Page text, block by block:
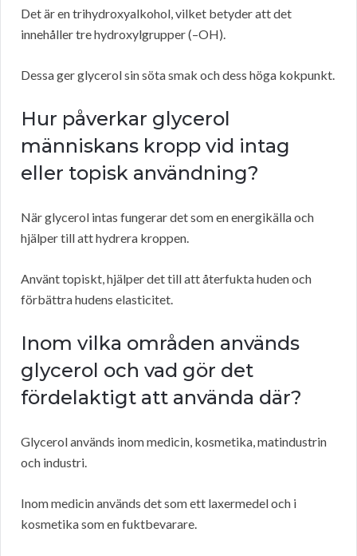
Det är en trihydroxyalkohol, vilket betyder att det
innehåller tre hydroxylgrupper (–OH).
Dessa ger glycerol sin söta smak och dess höga kokpunkt.
Hur påverkar glycerol
människans kropp vid intag
eller topisk användning?
När glycerol intas fungerar det som en energikälla och
hjälper till att hydrera kroppen.
Använt topiskt, hjälper det till att återfukta huden och
förbättra hudens elasticitet.
Inom vilka områden används
glycerol och vad gör det
fördelaktigt att använda där?
Glycerol används inom medicin, kosmetika, matindustrin
och industri.
Inom medicin används det som ett laxermedel och i
kosmetika som en fuktbevarare.